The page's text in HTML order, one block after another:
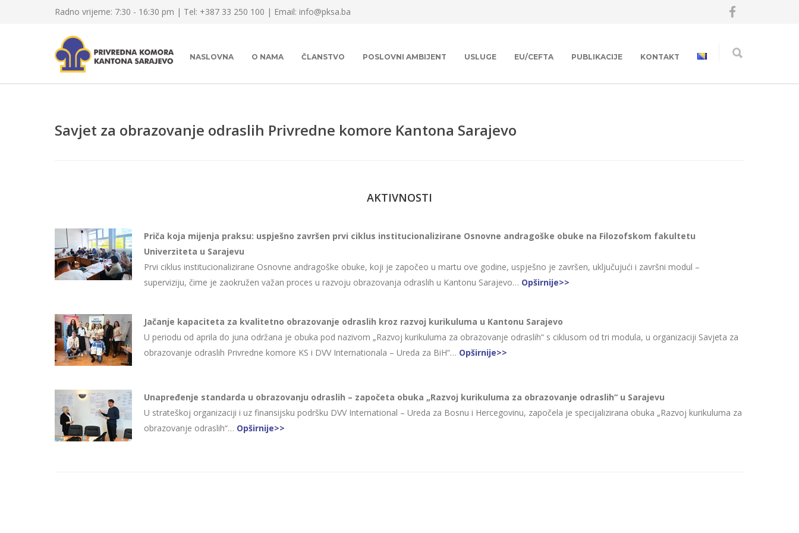
Radno vrijeme: 7:30 - 16:30 pm | Tel: +387 33 250 100 | Email: info@pksa.ba
NASLOVNA O NAMA ČLANSTVO POSLOVNI AMBIJENT USLUGE EU/CEFTA PUBLIKACIJE KONTAKT
Savjet za obrazovanje odraslih Privredne komore Kantona Sarajevo
AKTIVNOSTI
Priča koja mijenja praksu: uspješno završen prvi ciklus institucionalizirane Osnovne andragoške obuke na Filozofskom fakultetu
Univerziteta u Sarajevu
Prvi ciklus institucionalizirane Osnovne andragoške obuke, koji je započeo u martu ove godine, uspješno je završen, uključujući i završni modul –
superviziju, čime je zaokružen važan proces u razvoju obrazovanja odraslih u Kantonu Sarajevo… Opširnije>>
Jačanje kapaciteta za kvalitetno obrazovanje odraslih kroz razvoj kurikuluma u Kantonu Sarajevo
U periodu od aprila do juna održana je obuka pod nazivom „Razvoj kurikuluma za obrazovanje odraslih“ s ciklusom od tri modula, u organizaciji Savjeta za
obrazovanje odraslih Privredne komore KS i DVV Internationala – Ureda za BiH“… Opširnije>>
Unapređenje standarda u obrazovanju odraslih – započeta obuka „Razvoj kurikuluma za obrazovanje odraslih“ u Sarajevu
U strateškoj organizaciji i uz finansijsku podršku DVV International – Ureda za Bosnu i Hercegovinu, započela je specijalizirana obuka „Razvoj kurikuluma za
obrazovanje odraslih“… Opširnije>>